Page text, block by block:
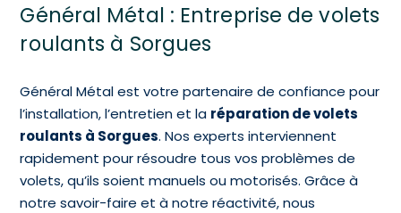
Général Métal : Entreprise de volets
roulants à Sorgues
Général Métal est votre partenaire de confiance pour
l’installation, l’entretien et la réparation de volets
roulants à Sorgues. Nos experts interviennent
rapidement pour résoudre tous vos problèmes de
volets, qu’ils soient manuels ou motorisés. Grâce à
notre savoir-faire et à notre réactivité, nous